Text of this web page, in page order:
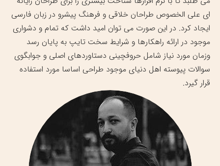
ای علی الخصوص طراحان خلاقی و فرهنگ پیشرو در زبان فارسی
ایجاد کرد. در این صورت می توان امید داشت که تمام و دشواری
موجود در ارائه راهکارها و شرایط سخت تایپ به پایان رسد
وزمان مورد نیاز شامل حروفچینی دستاوردهای اصلی و جوابگوی
سوالات پیوسته اهل دنیای موجود طراحی اساسا مورد استفاده
قرار گیرد.